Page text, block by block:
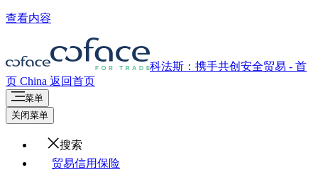
查看内容
科法斯：携手共创安全贸易 - 首
页 China 返回首页
菜单
关闭菜单
搜索
贸易信用保险